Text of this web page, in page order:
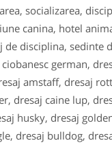
socializarea,
canina, hotel
de disciplina, sedinte
german,
amstaff, dresaj
dresaj caine lup,
husky, dresaj
dresaj bulldog,